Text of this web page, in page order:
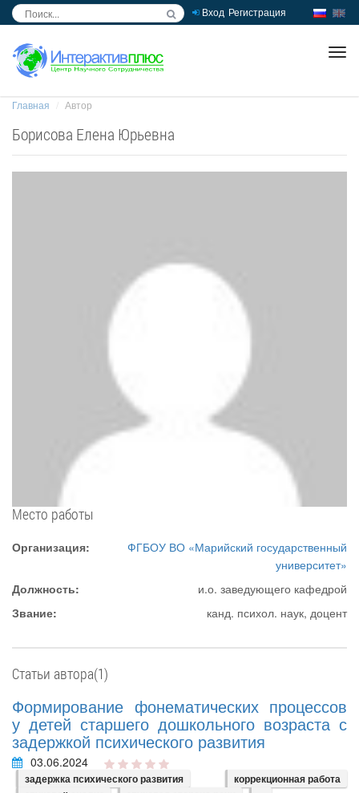
Вход Регистрация
Главная Автор
Борисова Елена Юрьевна
Место работы
Организация:
ФГБОУ ВО «Марийский государственный
университет»
Должность:
и.о. заведующего кафедрой
Звание:
канд. психол. наук, доцент
Статьи автора(1)
Формирование фонематических процессов
у детей старшего дошкольного возраста с
задержкой психического развития
03.06.2024
задержка психического развития
коррекционная работа